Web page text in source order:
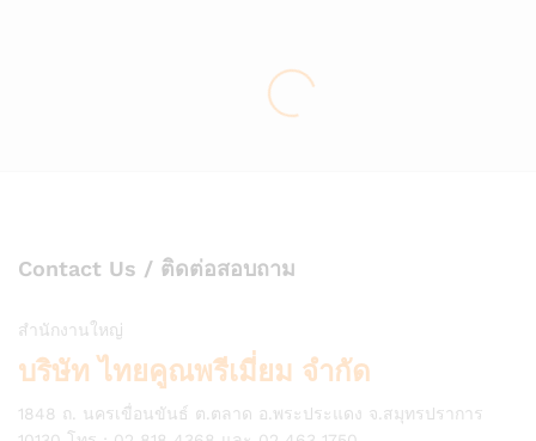
Contact Us / ติดต่อสอบถาม
สำนักงานใหญ่
บริษัท ไทยคูณพรีเมี่ยม จำกัด
1848 ถ. นครเขื่อนขันธ์ ต.ตลาด อ.พระประแดง จ.สมุทรปราการ